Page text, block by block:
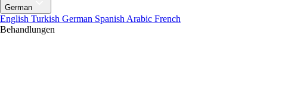
German
English Turkish German Spanish Arabic French
Behandlungen